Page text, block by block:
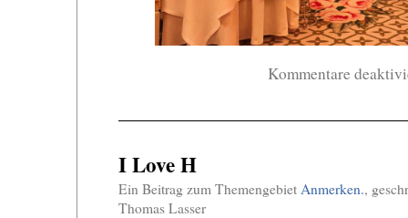
Kommentare
I Love H
Ein Beitrag zum Themengebiet Anmerken.,
Thomas Lasser